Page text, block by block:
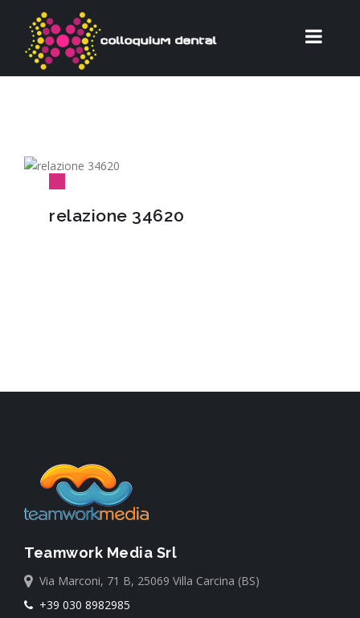
relazione 34620
Teamwork Media Srl
Via Marconi, 71 B, 25069 Villa Carcina (BS)
+39 030 8982985